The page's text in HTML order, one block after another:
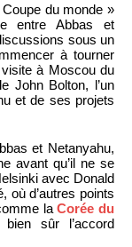
du monde »
entre Abbas et
sous un
à tourner
à Moscou du
John Bolton, l’un
et de ses projets
et Netanyahu,
avant qu’il ne se
avec Donald
où d’autres points
laCorée du
sûr l’accord